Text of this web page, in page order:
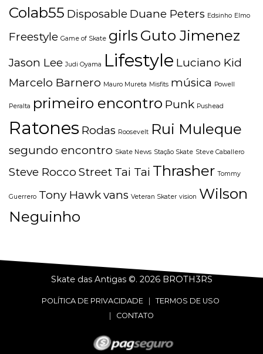
Colab55 Disposable Duane Peters Edsinho Elmo
Freestyle Game of Skate girls Guto Jimenez
Jason Lee Judi Oyama Lifestyle Luciano Kid
Marcelo Barnero Mauro Mureta Misfits música Powell
Peralta primeiro encontro Punk Pushead
Ratones Rodas Roosevelt Rui Muleque
segundo encontro Skate News Stação Skate Steve Caballero
Steve Rocco Street Tai Tai Thrasher Tommy
Guerrero Tony Hawkvans Veteran Skater vision Wilson
Neguinho
Skate das Antigas ©. 2026 BROTH3RS
POLÍTICA DE PRIVACIDADE
TERMOS DE USO
CONTATO